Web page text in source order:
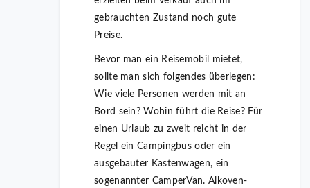
gebrauchten Zustand noch gute
Preise.
Bevor man ein Reisemobil mietet,
sollte man sich folgendes überlegen:
Wie viele Personen werden mit an
Bord sein? Wohin führt die Reise? Für
einen Urlaub zu zweit reicht in der
Regel ein Campingbus oder ein
ausgebauter Kastenwagen, ein
sogenannter CamperVan. Alkoven-